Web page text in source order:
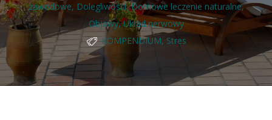
zawodowe, Dolegliwości,Domowe leczenie naturalne,
Objawy,Układ nerwowy
KOMPENDIUM, Stres